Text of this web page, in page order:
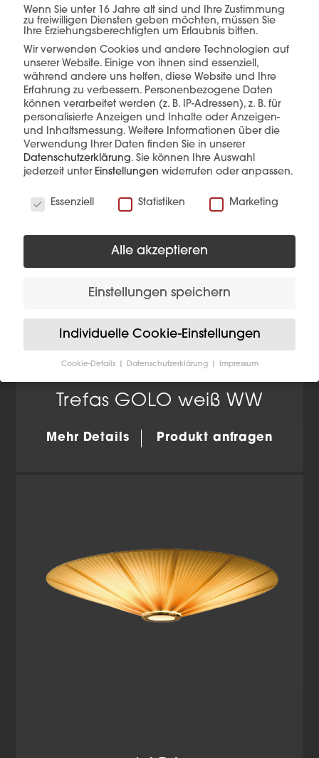
Diese Produkte könnten Sie auch
interessieren
Trefas GOLO weiß WW
Mehr Details Produkt anfragen
Wenn Sie unter 16 Jahre alt sind und Ihre Zustimmung
zu freiwilligen Diensten geben möchten, müssen Sie
Ihre Erziehungsberechtigten um Erlaubnis bitten.
Wir verwenden Cookies und andere Technologien auf
unserer Website. Einige von ihnen sind essenziell,
während andere uns helfen, diese Website und Ihre
Erfahrung zu verbessern. Personenbezogene Daten
können verarbeitet werden (z. B. IP-Adressen), z. B. für
personalisierte Anzeigen und Inhalte oder Anzeigen-
und Inhaltsmessung. Weitere Informationen über die
Verwendung Ihrer Daten finden Sie in unserer
Datenschutzerklärung. Sie können Ihre Auswahl
jederzeit unter Einstellungen widerrufen oder anpassen.
Essenziell
Statistiken Marketing
Alle akzeptieren
Einstellungen speichern
Individuelle Cookie-Einstellungen
Cookie-Details Datenschutzerklärung Impressum
Datenschutzeinstellungen
Wenn Sie unter 16 Jahre alt sind und Ihre Zustimmung
Wir verwenden Cookies und andere Technologien auf
Datenschutzerklärung.
Hier finden Sie eine Übersicht über alle verwendeten
Cookies. Sie können Ihre Einwilligung zu ganzen
Kategorien geben oder sich weitere Informationen
anzeigen lassen und so nur bestimmte Cookies